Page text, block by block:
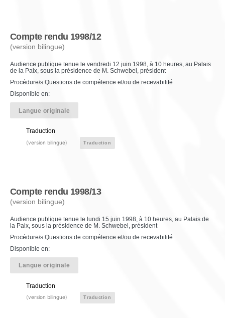
Compte rendu 1998/12
(version bilingue)
Audience publique tenue le vendredi 12 juin 1998, à 10 heures, au Palais
de la Paix, sous la présidence de M. Schwebel, président
Procédure/s:Questions de compétence et/ou de recevabilité
Disponible en:
Langue originale
Traduction
(version bilingue) Traduction
Compte rendu 1998/13
(version bilingue)
Audience publique tenue le lundi 15 juin 1998, à 10 heures, au Palais de
la Paix, sous la présidence de M. Schwebel, président
Procédure/s:Questions de compétence et/ou de recevabilité
Disponible en:
Langue originale
Traduction
(version bilingue) Traduction